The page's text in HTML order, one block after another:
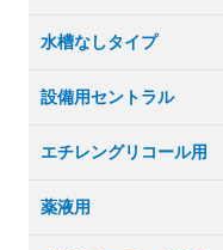
水槽なしタイプ
設備用セントラル
エチレングリコール用
薬液用